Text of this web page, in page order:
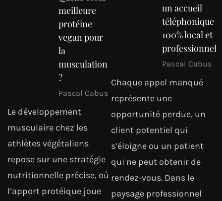
meilleure
protéine
vegan pour
la
musculation
?
Pascal Cabus
Le développement
musculaire chez les
athlètes végétaliens
repose sur une stratégie
nutritionnelle précise, où
l’apport protéique joue
un accueil
téléphonique
100% local et
professionnel
Pascal Cabus
Chaque appel manqué
représente une
opportunité perdue, un
client potentiel qui
s’éloigne ou un patient
qui ne peut obtenir de
rendez-vous. Dans le
paysage professionnel